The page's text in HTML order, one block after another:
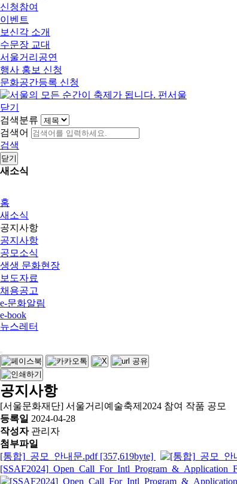
신청참여
이벤트
보신각 소개
수문장 교대
서울거리공연
행사 홍보 신청
문화공간등록 신청
닫기
검색분류
검색어
검색
닫기
새소식
홈
새소식
공지사항
공지사항
공모소식
생생 문화현장
보도자료
채용공고
e-문화알림
e-book
뉴스레터
공지사항
[서울문화재단] 서울거리예술축제2024 참여 작품 공모
등록일 2024-04-28
작성자 관리자
첨부파일
[통합]_공모_안내문.pdf [357,619byte]